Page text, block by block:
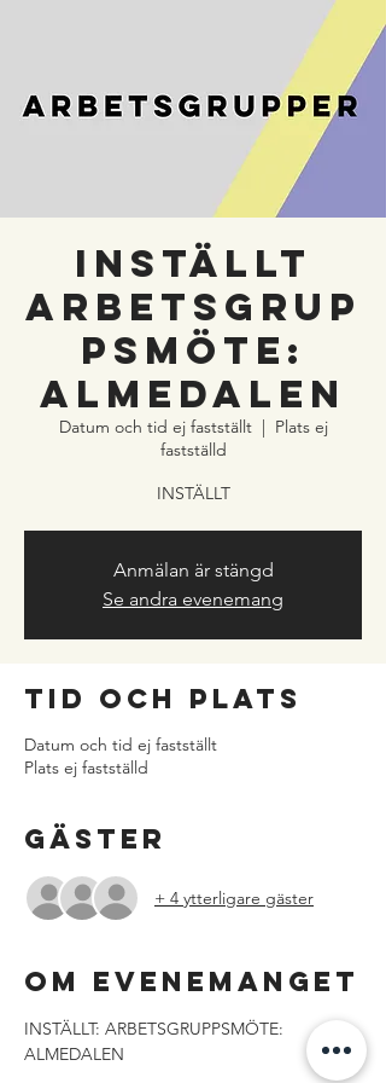
INSTÄLLT
ARBETSGRUP
PSMÖTE:
ALMEDALEN
Datum och tid ej fastställt
  |
Plats ej
fastställd
INSTÄLLT
Anmälan är stängd
Se andra evenemang
Tid och plats
Datum och tid ej fastställt
Plats ej fastställd
Gäster
+ 4 ytterligare gäster
Om evenemanget
INSTÄLLT: ARBETSGRUPPSMÖTE:
ALMEDALEN